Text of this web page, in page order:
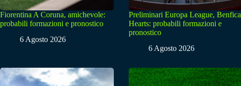
Fiorentina A Coruna, amichevole:
probabili formazioni e pronostico
6 Agosto 2026
Preliminari Europa League, Benfica
Hearts: probabili formazioni e
pronostico
6 Agosto 2026